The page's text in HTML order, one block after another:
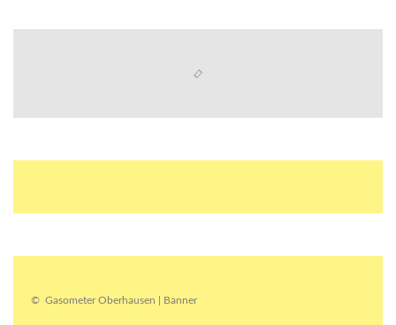
© Gasometer Oberhausen | Banner